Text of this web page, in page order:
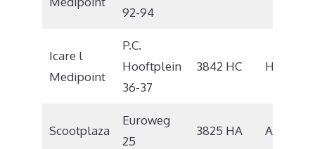
92-94
Icare l
Medipoint
P.C.
Hooftplein
36-37
3842 HC
Scootplaza
Euroweg
25
3825 HA